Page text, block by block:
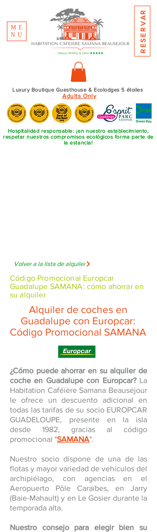
ME
NU
Luxury Boutique Guesthouse & Ecolodges 5 étoiles
Adults Only
RESERVAR
Hospitalidad responsable: ¡en nuestro establecimiento,
respetar nuestros compromisos ecológicos forma parte de
la estancia!
Volver a la lista de alquiler
Código Promocional Europcar
Guadalupe SAMANA: cómo ahorrar en
su alquiler
Alquiler de coches en
Guadalupe con Europcar:
Código Promocional SAMANA
¿Cómo puede ahorrar en su alquiler de
coche en Guadalupe con Europcar?La
Habitation Caféière Samana Beauséjour
le ofrece un descuento adicional en
todas las tarifas de su socio EUROPCAR
GUADELOUPE, presente en la isla
desde 1982, gracias al código
promocional "SAMANA".
Nuestro socio dispone de una de las
flotas y mayor variedad de vehículos del
archipiélago, con agencias en el
Aeropuerto Pôle Caraïbes, en Jarry
(Baie-Mahault) y en Le Gosier durante la
temporada alta.
Nuestro consejo para elegir bien su